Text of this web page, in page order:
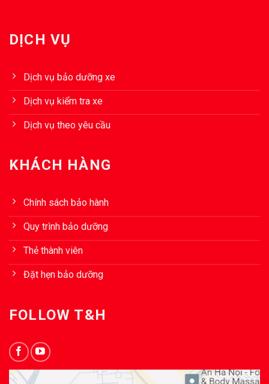
DỊCH VỤ
Dịch vụ bảo dưỡng xe
Dịch vụ kiểm tra xe
Dịch vụ theo yêu cầu
KHÁCH HÀNG
Chính sách bảo hành
Quy trình bảo dưỡng
Thẻ thành viên
Đặt hẹn bảo dưỡng
FOLLOW T&H